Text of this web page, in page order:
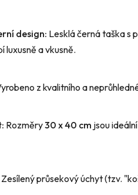
design: Lesklá černá taška s
luxusně a vkusně.
z kvalitního a
Rozměry30 x 40 cm jsou
Zesílený průsekový úchyt (tzv.